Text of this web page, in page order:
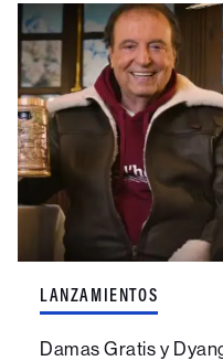
LANZAMIENTOS
Damas Gratis y